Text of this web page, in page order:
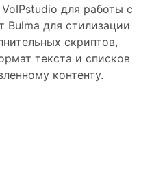
для работы с
Bulma для стилизации
скриптов,
текста и списков
контенту.